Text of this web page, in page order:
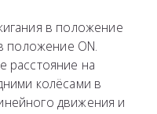
в положение
положение ON.
расстояние на
колёсами в
движения и